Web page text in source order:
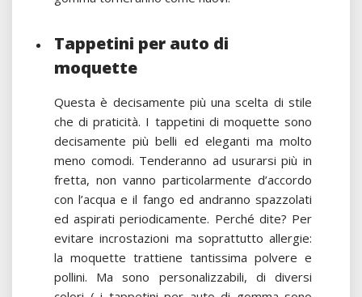
Tappetini per auto di
moquette
Questa è decisamente più una scelta di stile
che di praticità. I tappetini di moquette sono
decisamente più belli ed eleganti ma molto
meno comodi. Tenderanno ad usurarsi più in
fretta, non vanno particolarmente d’accordo
con l’acqua e il fango ed andranno spazzolati
ed aspirati periodicamente. Perché dite? Per
evitare incrostazioni ma soprattutto allergie:
la moquette trattiene tantissima polvere e
pollini. Ma sono personalizzabili, di diversi